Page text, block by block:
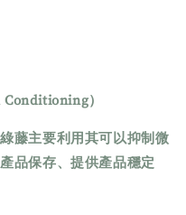
）
藤主要利用其可以抑制微
品保存、提供產品穩定